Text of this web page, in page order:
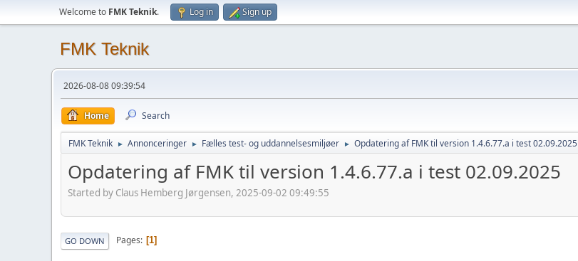
Welcome to FMK Teknik. Log in Sign up
FMK Teknik
2026-08-08 09:39:54
Home Search
FMK Teknik ► Annonceringer ► Fælles test- og uddannelsesmiljøer ► Opdatering af FMK til version 1.4.6.77.a i test 02.09.2025
Opdatering af FMK til version 1.4.6.77.a i test 02.09.2025
Started by Claus Hemberg Jørgensen, 2025-09-02 09:49:55
GO DOWN Pages 1